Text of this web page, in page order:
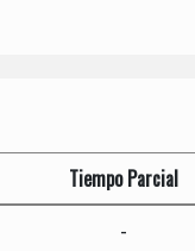
Tiempo Parcial
-